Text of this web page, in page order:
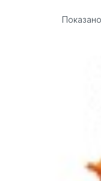
Показано